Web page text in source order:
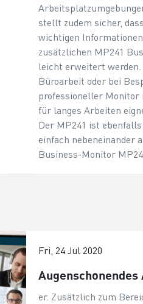
stellt zudem sicher,
wichtigen
zusätzlichen MP241
leicht erweitert
Büroarbeit oder bei
professioneller Monitor
für langes Arbeiten
Der MP241 ist ebenfalls
einfach nebeneinander
Business-Monitor
Fri, 24 Jul 2020
er. Zusätzlich zum